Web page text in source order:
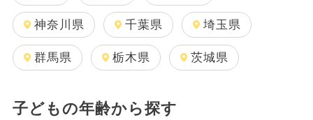
神奈川県 千葉県 埼玉県
群馬県 栃木県 茨城県
子どもの年齢から探す